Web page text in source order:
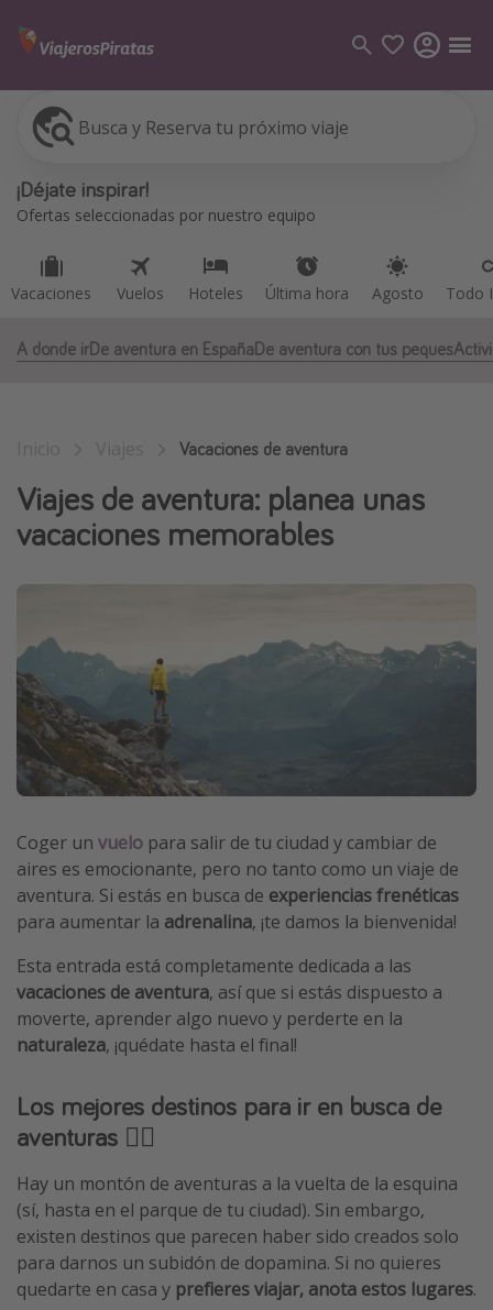
Busca y Reserva tu próximo viaje
¡Déjate inspirar!
Ofertas seleccionadas por nuestro equipo
Vacaciones Vuelos Hoteles Última hora Agosto Todo
Vacaciones
Vuelos
Viajes
Grecia
Marruecos
México
Maldivas
Albania
Inspiración para viajes
Camping
Glamping
Viajes en tren
Viajar sola como mujer
Viajes en familia
Vacaciones de Playa
Viajes para singles
Más temas
Trabajar en el extranjero
Cruceros por el Mediterráneo
Hoteles más hot de España
Guía de equipaje de mano
A donde irDe aventura en España De aventura con tus peques
Vacaciones de aventura
Viajes de aventura: planea unas
vacaciones memorables
Coger un vuelo para salir de tu ciudad y cambiar de
aires es emocionante, pero no tanto como un viaje de
aventura. Si estás en busca de experiencias frenéticas
para aumentar la adrenalina, ¡te damos la bienvenida!
Esta entrada está completamente dedicada a las
vacaciones de aventura, así que si estás dispuesto a
moverte, aprender algo nuevo y perderte en la
naturaleza, ¡quédate hasta el final!
Los mejores destinos para ir en busca de
aventuras 🚵‍♀️
Hay un montón de aventuras a la vuelta de la esquina
(sí, hasta en el parque de tu ciudad). Sin embargo,
existen destinos que parecen haber sido creados solo
para darnos un subidón de dopamina. Si no quieres
quedarte en casa y prefieres viajar, anota estos lugares.